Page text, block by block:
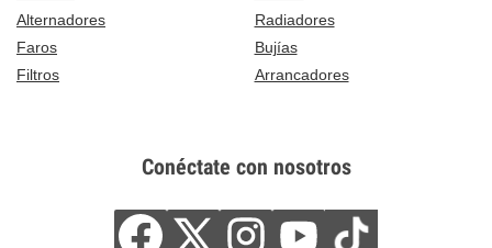
Alternadores
Radiadores
Faros
Bujías
Filtros
Arrancadores
Conéctate con nosotros